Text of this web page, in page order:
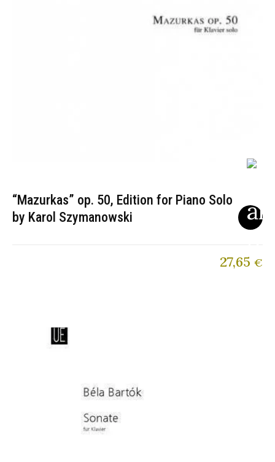
“Mazurkas” op. 50, Edition for Piano Solo
by Karol Szymanowski
27,65 €